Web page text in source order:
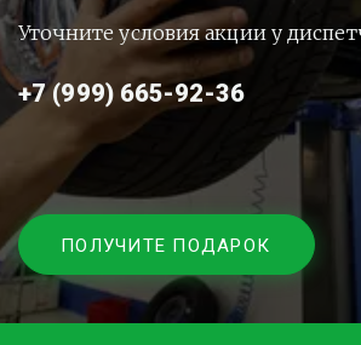
Уточните условия акции у
+7 (999) 665-92-36
ПОЛУЧИТЕ ПОДАРОК